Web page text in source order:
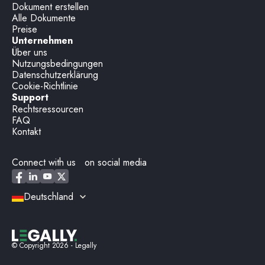
© Copyright 2026 - Legally
Dokument erstellen
Alle Dokumente
Preise
Unternehmen
Über uns
Nutzungsbedingungen
Datenschutzerklärung
Cookie-Richtlinie
Support
Rechtsressourcen
FAQ
Kontakt
Connect with us on social media
Deutschland